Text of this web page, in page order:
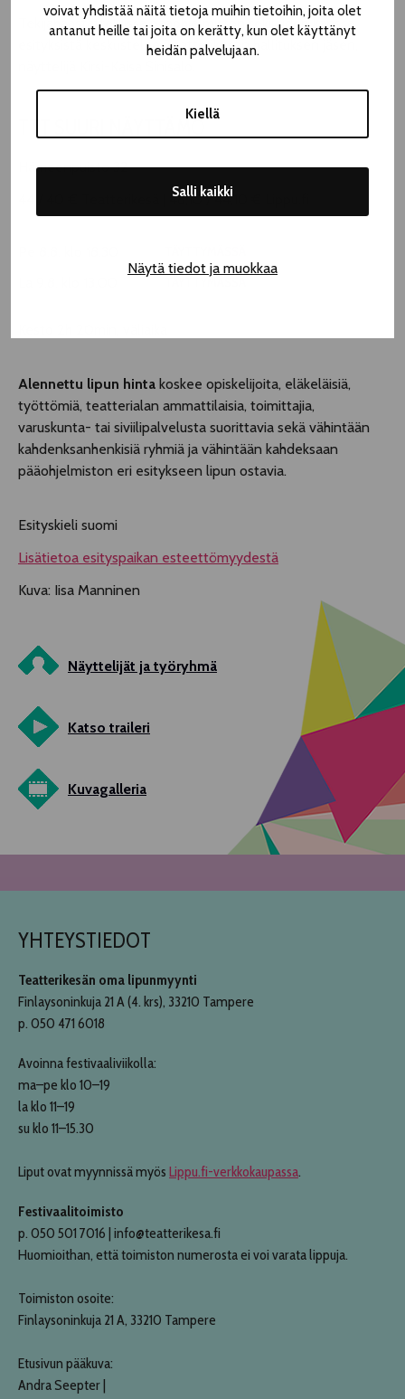
voivat yhdistää näitä tietoja muihin tietoihin, joita olet
antanut heille tai joita on kerätty, kun olet käyttänyt
heidän palvelujaan.
Kiellä
Salli kaikki
Näytä tiedot ja muokkaa
Tekijähaastatteluissa pääohjelmiston tekijöiden kanssa
esityksistä keskustelee Teatterikesän hallituksen jäsen,
Hämeenpuisto 32
44 / 40 € Teatterikesä | 48,10 / 44,10 € Lippu.fi
Alennettu lipun hinta koskee opiskelijoita, eläkeläisiä,
työttömiä, teatterialan ammattilaisia, toimittajia,
varuskunta- tai siviilipalvelusta suorittavia sekä vähintään
kahdenksanhenkisiä ryhmiä ja vähintään kahdeksaan
pääohjelmiston eri esitykseen lipun ostavia.
Esityskieli suomi
Lisätietoa esityspaikan esteettömyydestä
Kuva: Iisa Manninen
Näyttelijät ja työryhmä
Katso traileri
Kuvagalleria
YHTEYSTIEDOT
Teatterikesän oma lipunmyynti
Finlaysoninkuja 21 A (4. krs), 33210 Tampere
p. 050 471 6018
Avoinna festivaaliviikolla:
ma–pe klo 10–19
la klo 11–19
su klo 11–15.30
Liput ovat myynnissä myös Lippu.fi-verkkokaupassa.
Festivaalitoimisto
p. 050 501 7016 | info@teatterikesa.fi
Huomioithan, että toimiston numerosta ei voi varata lippuja.
Toimiston osoite:
Finlaysoninkuja 21 A, 33210 Tampere
Etusivun pääkuva:
Andra Seepter |